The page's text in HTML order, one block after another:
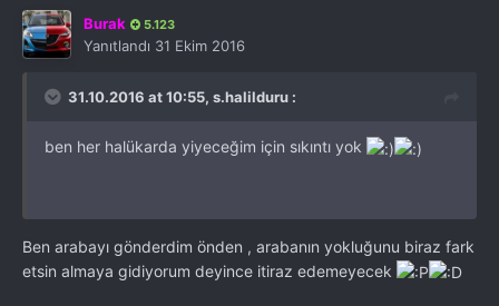
Burak 5.123
Yanıtlandı 31 Ekim 2016
31.10.2016 at 10:55, s.halilduru :
ben her halükarda yiyeceğim için sıkıntı yok
Ben arabayı gönderdim önden , arabanın yokluğunu biraz fark
etsin almaya gidiyorum deyince itiraz edemeyecek